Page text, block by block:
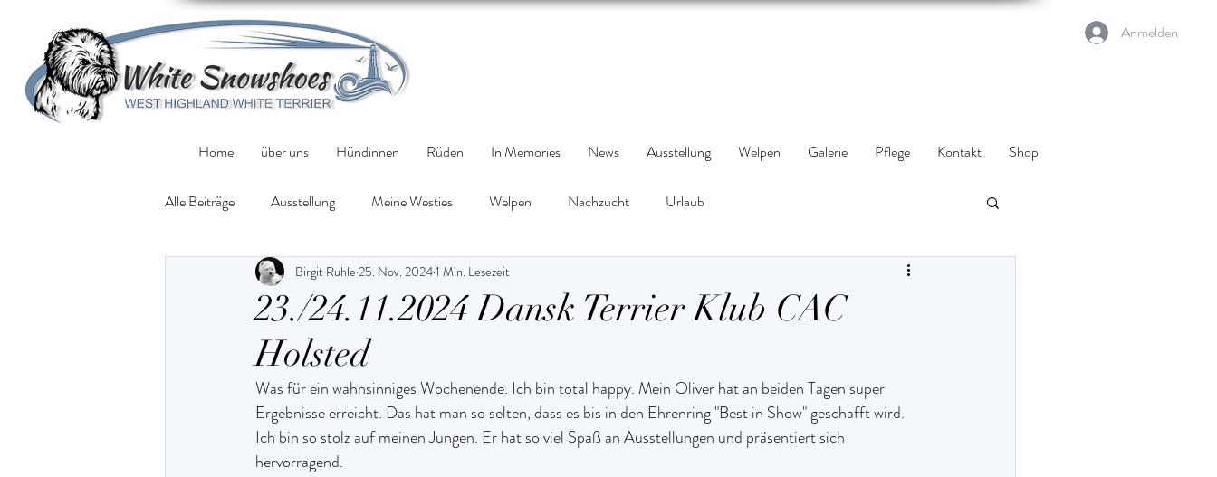
Home über uns Hündinnen Rüden In Memories News Ausstellung Welpen Galerie Pflege Kontakt Shop
Anmelden
Alle Beiträge Ausstellung Meine Westies Welpen Nachzucht Urlaub
23./24.11.2024 Dansk Terrier Klub CAC
Holsted
Birgit Ruhle 25. Nov. 20241 Min. Lesezeit
Was für ein wahnsinniges Wochenende. Ich bin total happy. Mein Oliver hat an beiden Tagen super
Ergebnisse erreicht. Das hat man so selten, dass es bis in den Ehrenring "Best in Show" geschafft wird.
Ich bin so stolz auf meinen Jungen. Er hat so viel Spaß an Ausstellungen und präsentiert sich
hervorragend.